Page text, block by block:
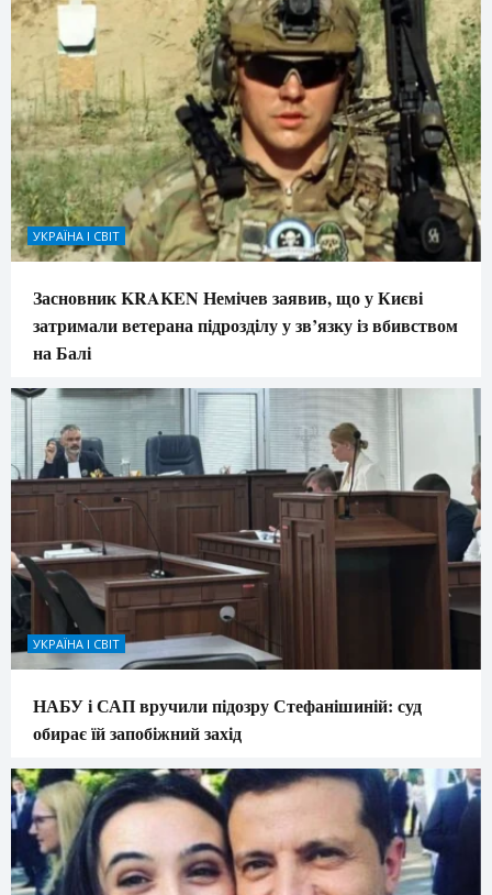
УКРАЇНА І СВІТ
Засновник KRAKEN Немічев заявив, що у Києві
затримали ветерана підрозділу у зв’язку із вбивством
на Балі
УКРАЇНА І СВІТ
НАБУ і САП вручили підозру Стефанішиній: суд
обирає їй запобіжний захід